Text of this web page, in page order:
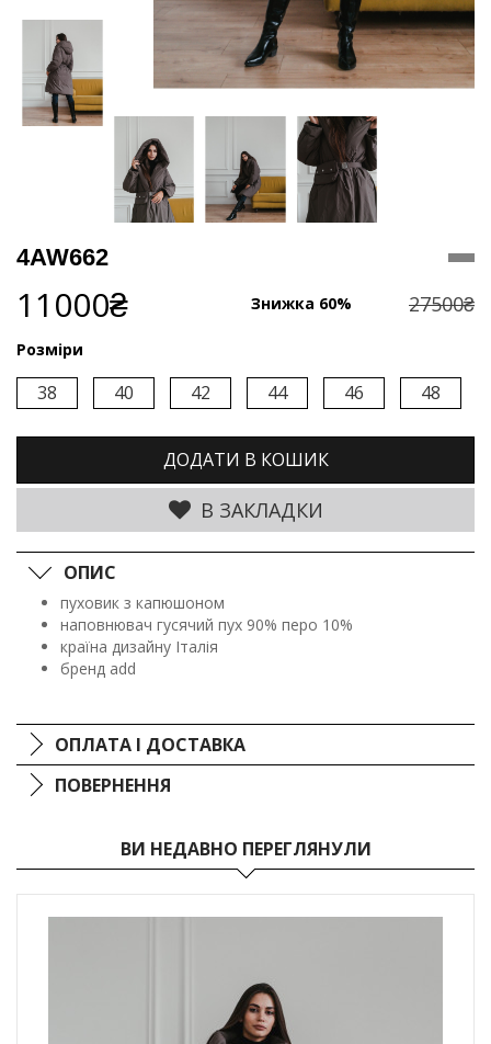
4AW662
11000₴ Знижка 60% 27500₴
Розміри
38 40 42 44 46 48
ДОДАТИ В КОШИК
В ЗАКЛАДКИ
ОПИС
пуховик з капюшоном
наповнювач гусячий пух 90% перо 10%
країна дизайну Італія
бренд add
ОПЛАТА І ДОСТАВКА
ПОВЕРНЕННЯ
ВИ НЕДАВНО ПЕРЕГЛЯНУЛИ